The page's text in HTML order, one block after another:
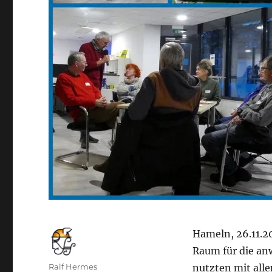
Hameln,
Raum für die
nutzten mit
Autor
Ralf Hermes